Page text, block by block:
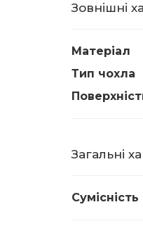
Зовнішні
Матеріал
Тип чохла
Загальні